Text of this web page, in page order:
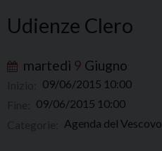
Udienze Clero
martedì 9 Giugno
09/06/2015 10:00
09/06/2015 10:00
Agenda del Vescovo